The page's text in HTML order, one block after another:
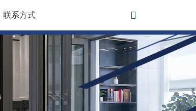
联系方式